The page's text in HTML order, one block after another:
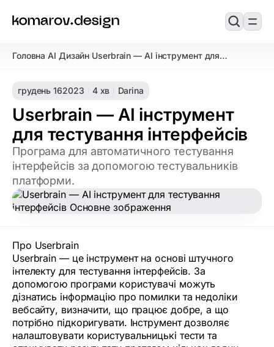
Головна/AI Дизайн/Userbrain — AI інструмент для
грудень 162023 4 хв Darina
Userbrain — AI інструмент
для тестування інтерфейсів
Програма для автоматичного тестування
інтерфейсів за допомогою тестувальників
платформи.
Про Userbrain
Userbrain — це інструмент на основі штучного
інтелекту для тестування інтерфейсів. За
допомогою програми користувачі можуть
дізнатись інформацію про помилки та недоліки
вебсайту, визначити, що працює добре, а що
потрібно підкоригувати. Інструмент дозволяє
налаштовувати користувальницькі тести та